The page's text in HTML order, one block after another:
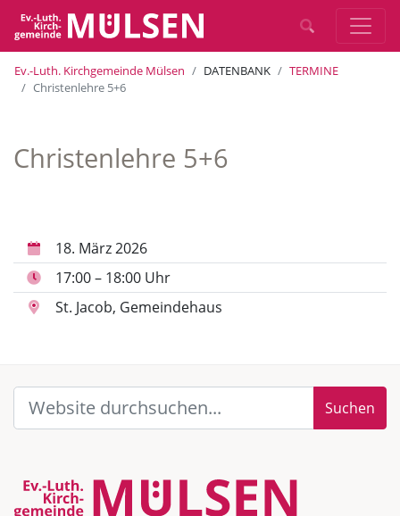
Ev.-Luth. Kirchgemeinde Mülsen DATENBANK
TERMINE
Christenlehre 5+6
Christenlehre 5+6
18. März 2026
17:00 – 18:00 Uhr
St. Jacob, Gemeindehaus
Suchen